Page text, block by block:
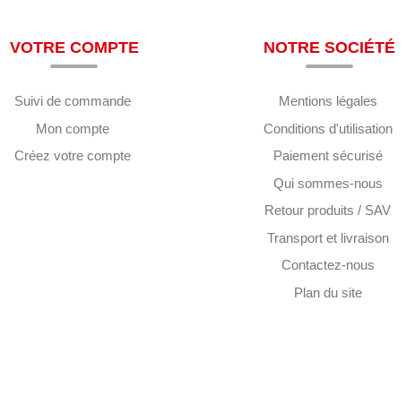
VOTRE COMPTE
Suivi de commande
Mon compte
Créez votre compte
NOTRE SOCIÉTÉ
Mentions légales
Conditions d'utilisation
Paiement sécurisé
Qui sommes-nous
Retour produits / SAV
Transport et livraison
Contactez-nous
Plan du site